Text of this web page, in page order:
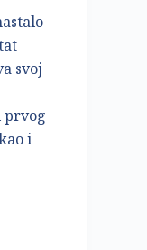
svoj
prvog
i